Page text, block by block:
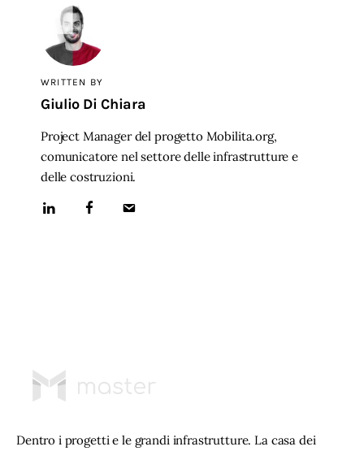
WRITTEN BY
Giulio Di Chiara
Project Manager del progetto Mobilita.org,
comunicatore nel settore delle infrastrutture e
delle costruzioni.
Dentro i progetti e le grandi infrastrutture. La casa dei